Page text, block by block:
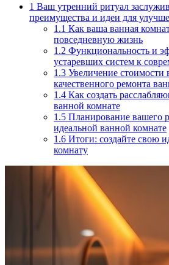
1 Ваш утренний ритуал
преимущества и идеи для
1.1 Как ваша ванная
повседневную жизнь
1.2 Функциональность и
устаревших систем к
1.3 Увеличение стоимости
качественного ремонта
1.4 Как создать
ванной комнате
1.5 Планирование вашего
идеальной ванной комнате
1.6 Итоги: создайте свою
комнату